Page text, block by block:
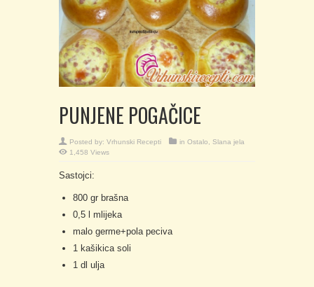
PUNJENE POGAČICE
Posted by: Vrhunski Recepti in Ostalo
Slana jela
1,458 Views
Sastojci:
800 gr brašna
0,5 l mlijeka
malo germe+pola peciva
1 kašikica soli
1 dl ulja